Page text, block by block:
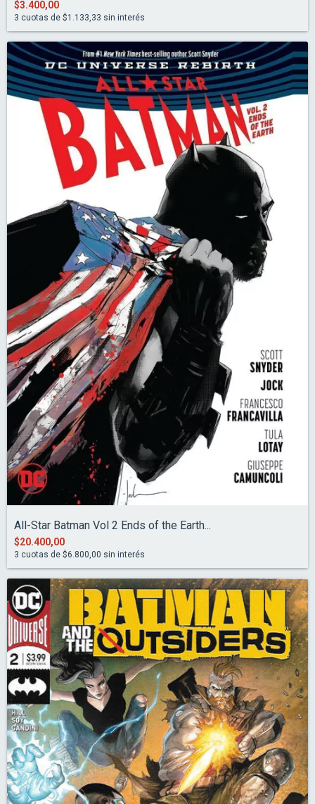
$3.400,00
3 cuotas de $1.133,33 sin interés
All-Star Batman Vol 2 Ends of the Earth...
$20.400,00
3 cuotas de $6.800,00 sin interés